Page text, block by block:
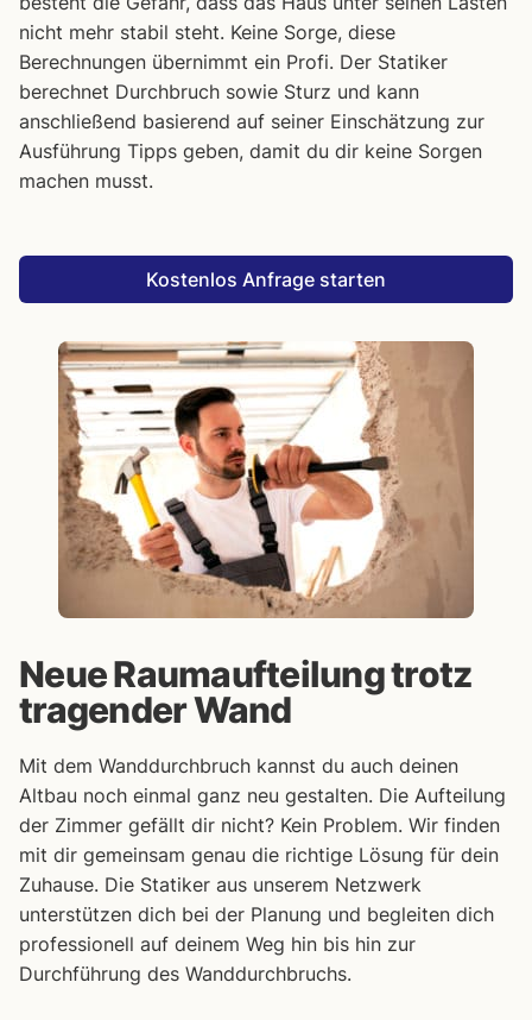
nicht mehr stabil steht. Keine Sorge, diese
Berechnungen übernimmt ein Profi. Der Statiker
berechnet Durchbruch sowie Sturz und kann
anschließend basierend auf seiner Einschätzung zur
Ausführung Tipps geben, damit du dir keine Sorgen
machen musst.
Kostenlos Anfrage starten
Neue Raumaufteilung trotz
tragender Wand
Mit dem Wanddurchbruch kannst du auch deinen
Altbau noch einmal ganz neu gestalten. Die Aufteilung
der Zimmer gefällt dir nicht? Kein Problem. Wir finden
mit dir gemeinsam genau die richtige Lösung für dein
Zuhause. Die Statiker aus unserem Netzwerk
unterstützen dich bei der Planung und begleiten dich
professionell auf deinem Weg hin bis hin zur
Durchführung des Wanddurchbruchs.